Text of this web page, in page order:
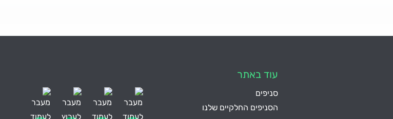
עוד באתר
סניפים
הסניפים החלקיים שלנו